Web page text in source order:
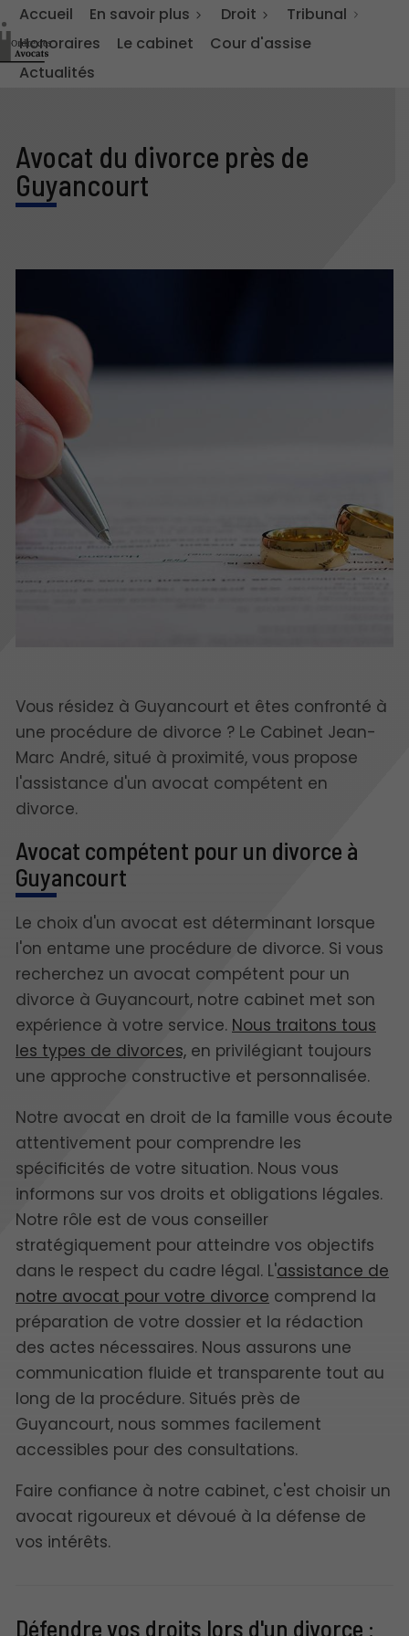
Accueil En savoir plus Droit
Tribunal
Honoraires
Le cabinet
Cour d'assise
Actualités
Avocat du divorce près de
Guyancourt
Vous résidez à Guyancourt et êtes confronté à
une procédure de divorce ? Le Cabinet Jean-
Marc André, situé à proximité, vous propose
l'assistance d'un avocat compétent en
divorce.
Avocat compétent pour un divorce à
Guyancourt
Le choix d'un avocat est déterminant lorsque
l'on entame une procédure de divorce. Si vous
recherchez un avocat compétent pour un
divorce à Guyancourt, notre cabinet met son
expérience à votre service. Nous traitons tous
les types de divorces, en privilégiant toujours
une approche constructive et personnalisée.
Notre avocat en droit de la famille vous écoute
attentivement pour comprendre les
spécificités de votre situation. Nous vous
informons sur vos droits et obligations légales.
Notre rôle est de vous conseiller
stratégiquement pour atteindre vos objectifs
dans le respect du cadre légal. L'assistance de
notre avocat pour votre divorce comprend la
préparation de votre dossier et la rédaction
des actes nécessaires. Nous assurons une
communication fluide et transparente tout au
long de la procédure. Situés près de
Guyancourt, nous sommes facilement
accessibles pour des consultations.
Faire confiance à notre cabinet, c'est choisir un
avocat rigoureux et dévoué à la défense de
vos intérêts.
Défendre vos droits lors d'un divorce :